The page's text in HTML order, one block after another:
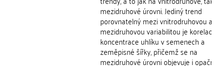
mezidruhové úrovni. Jediný trend
porovnatelný mezi vnitrodruhovou a
mezidruhovou variabilitou je korelace
koncentrace uhlíku v semenech a
zeměpisné šířky, přičemž se na
mezidruhové úrovni objevuje i